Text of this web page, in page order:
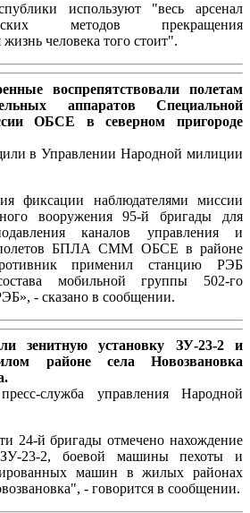
используют "весь арсенал
методов прекращения
человека того стоит".
воспрепятствовали полетам
аппаратов Специальной
ОБСЕ в северном пригороде
в Управлении Народной милиции
фиксации наблюдателями миссии
вооружения 95-й бригады для
каналов управления и
полетов БПЛА СММ ОБСЕ в районе
применил станцию РЭБ
мобильной группы 502-го
- сказано в сообщении.
зенитную установку ЗУ-23-2 и
районе села Новозвановка
служба управления Народной
24-й бригады отмечено нахождение
ЗУ-23-2, боевой машины пехоты и
машин в жилых районах
- говорится в сообщении.